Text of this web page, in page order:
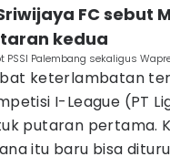
FC sebut
kedua
PSSI Palembang sekaligus
keterlambatan
I-League (PT
putaran pertama.
itu baru bisa